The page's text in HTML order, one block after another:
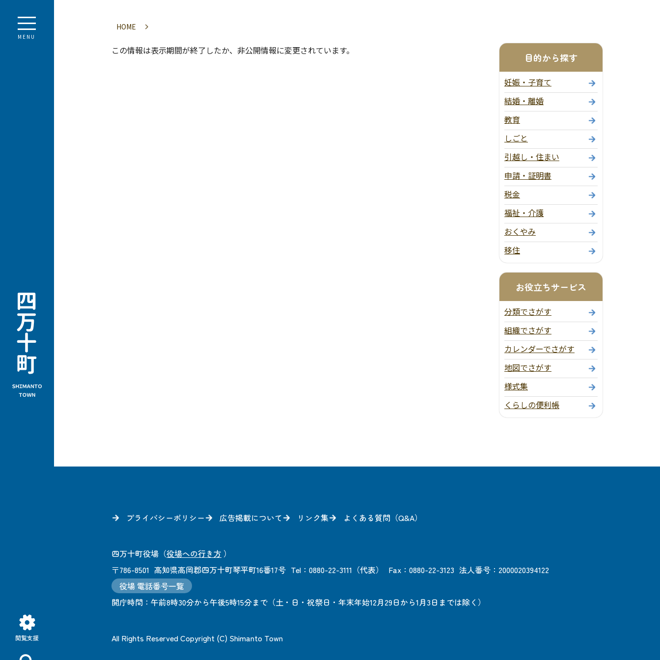
MENU
閲覧支援
HOME
この情報は表示期間が終了したか、非公開情報に変更されています。
目的から探す
妊娠・子育て
結婚・離婚
教育
しごと
引越し・住まい
申請・証明書
税金
福祉・介護
おくやみ
移住
お役立ちサービス
分類でさがす
組織でさがす
カレンダーでさがす
地図でさがす
様式集
くらしの便利帳
プライバシーポリシー 広告掲載について リンク集 よくある質問（Q&A）
四万十町役場 （役場への行き方 ）
〒786-8501 高知県高岡郡四万十町琴平町16番17号 Tel：0880-22-3111（代表） Fax：0880-22-3123 法人番号：2000020394122
役場 電話番号一覧
開庁時間： 午前8時30分から午後5時15分まで （土・日・祝祭日・年末年始12月29日から1月3日までは除く）
All Rights Reserved Copyright (C) Shimanto Town